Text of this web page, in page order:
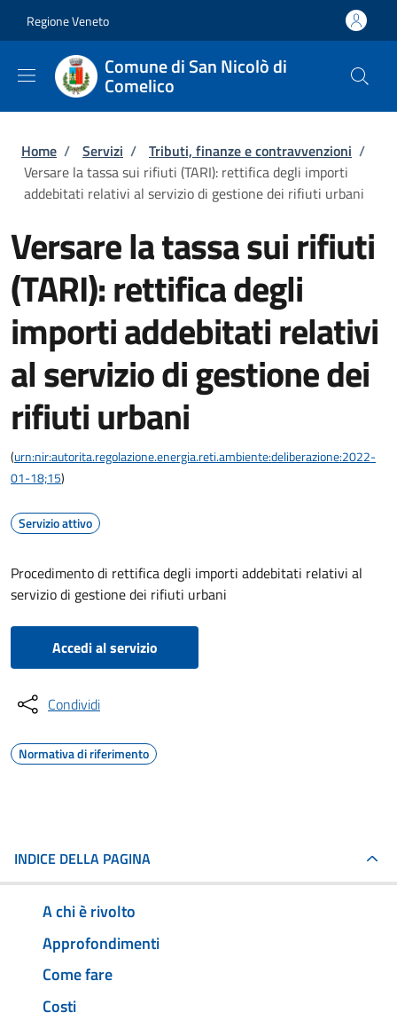
Regione Veneto
Comune di San Nicolò di
Comelico
Briciole di pane
Home / Servizi / Tributi, finanze e contravvenzioni /
Versare la tassa sui rifiuti (TARI): rettifica degli importi
addebitati relativi al servizio di gestione dei rifiuti urbani
Versare la tassa sui rifiuti
(TARI): rettifica degli
importi addebitati relativi
al servizio di gestione dei
rifiuti urbani
(urn:nir:autorita.regolazione.energia.reti.ambiente:deliberazione:2022-
01-18;15)
Servizio attivo
Procedimento di rettifica degli importi addebitati relativi al
servizio di gestione dei rifiuti urbani
Accedi al servizio
Condividi
Normativa di riferimento
INDICE DELLA PAGINA
A chi è rivolto
Approfondimenti
Come fare
Costi